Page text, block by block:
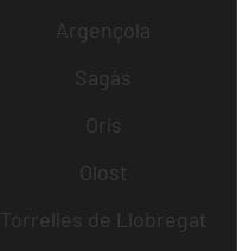
Argençola
Sagàs
Orís
Olost
Torrelles de Llobregat